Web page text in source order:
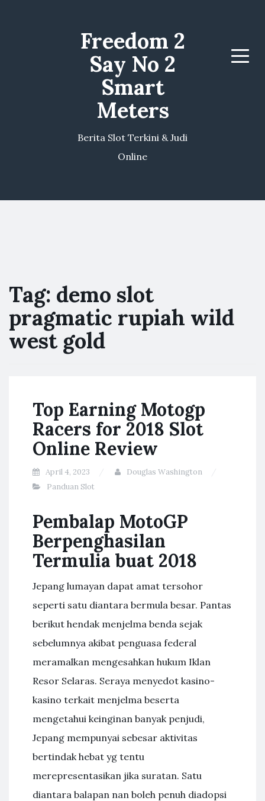
Freedom 2
Say No 2
Smart
Meters
Berita Slot Terkini & Judi
Online
Menu
Tag: demo slot
pragmatic rupiah wild
west gold
Top Earning Motogp
Racers for 2018 Slot
Online Review
April 4, 2023
Douglas Washington
Panduan Slot
Pembalap MotoGP
Berpenghasilan
Termulia buat 2018
Jepang lumayan dapat amat tersohor
seperti satu diantara bermula besar. Pantas
berikut hendak menjelma benda sejak
sebelumnya akibat penguasa federal
meramalkan mengesahkan hukum Iklan
Resor Selaras. Seraya menyedot kasino-
kasino terkait menjelma beserta
mengetahui keinginan banyak penjudi,
Jepang mempunyai sebesar aktivitas
bertindak hebat yg tentu
merepresentasikan jika suratan. Satu
diantara balapan nan boleh penuh diadopsi